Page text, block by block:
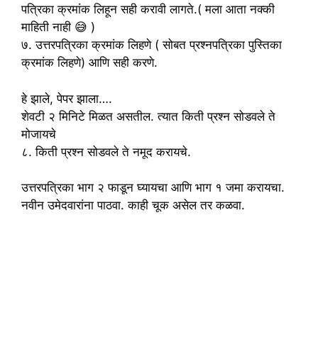
पत्रिका क्रमांक लिहून सही करावी लागते.( मला आता नक्की
माहिती नाही 😅 )
७. उत्तरपत्रिका क्रमांक लिहणे ( सोबत प्रश्नपत्रिका पुस्तिका
क्रमांक लिहणे) आणि सही करणे.
हे झाले, पेपर झाला….
शेवटी २ मिनिटे मिळत असतील. त्यात किती प्रश्न सोडवले ते
मोजायचे
८. किती प्रश्न सोडवले ते नमूद करायचे.
उत्तरपत्रिका भाग २ फाडून घ्यायचा आणि भाग १ जमा करायचा.
नवीन उमेदवारांना पाठवा. काही चूक असेल तर कळवा.